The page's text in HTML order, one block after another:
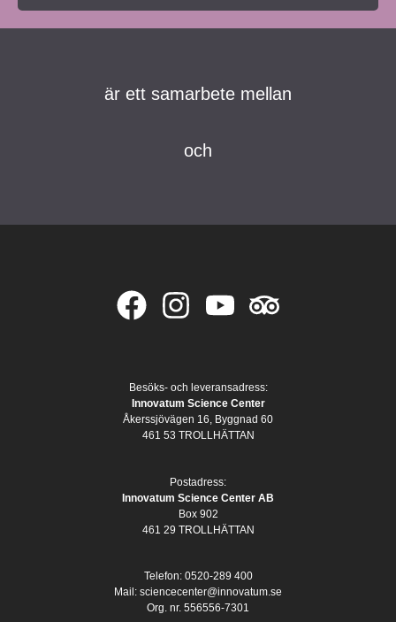
är ett samarbete mellan
och
Besöks- och leveransadress:
Innovatum Science Center
Åkerssjövägen 16, Byggnad 60
461 53 TROLLHÄTTAN
Postadress:
Innovatum Science Center AB
Box 902
461 29 TROLLHÄTTAN
Telefon: 0520-289 400
Mail: sciencecenter@innovatum.se
Org. nr. 556556-7301